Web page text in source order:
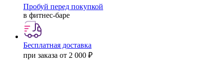
Пробуй перед покупкой
в фитнес-баре
Бесплатная доставка
при заказа от 2 000 ₽